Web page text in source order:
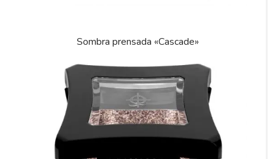
Sombra prensada «Cascade»